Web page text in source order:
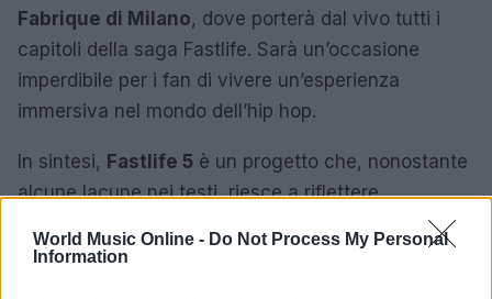
World Music Online - Do Not Process My Personal
Information
Fabrique di Milano, dove porterà dal vivo tutti i
capitoli della saga Fastlife. Sarà un’occasione
imperdibile per i fan di vivere un’esperienza
immersiva nel mondo dell’hip hop.
In sintesi, Fastlife 5 è un progetto che, nonostante
alcune lacune nei testi, riesce a riflettere
l’evoluzione stilistica di Guè e la sua capacità di
unire artisti da ogni parte del mondo. Con una